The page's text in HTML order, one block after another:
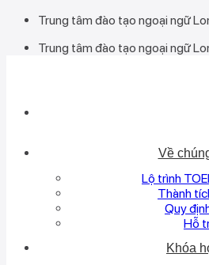
Trung tâm đào tạo ngoại ngữ
Trung tâm đào tạo ngoại ngữ
Về
Lộ trình
Thành
Quy
Hỗ
Khóa